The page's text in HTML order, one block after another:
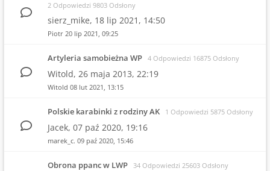
2 Odpowiedzi 9803 Odsłony
sierz_mike, 18 lip 2021, 14:50
Piotr 20 lip 2021, 09:25
Artyleria samobieżna WP 4 Odpowiedzi 16875 Odsłony
Witold, 26 maja 2013, 22:19
Witold 08 lut 2021, 13:15
Polskie karabinki z rodziny AK 1 Odpowiedzi 5875 Odsłony
Jacek, 07 paź 2020, 19:16
marek_c. 09 paź 2020, 15:46
Obrona ppanc w LWP 34 Odpowiedzi 25603 Odsłony